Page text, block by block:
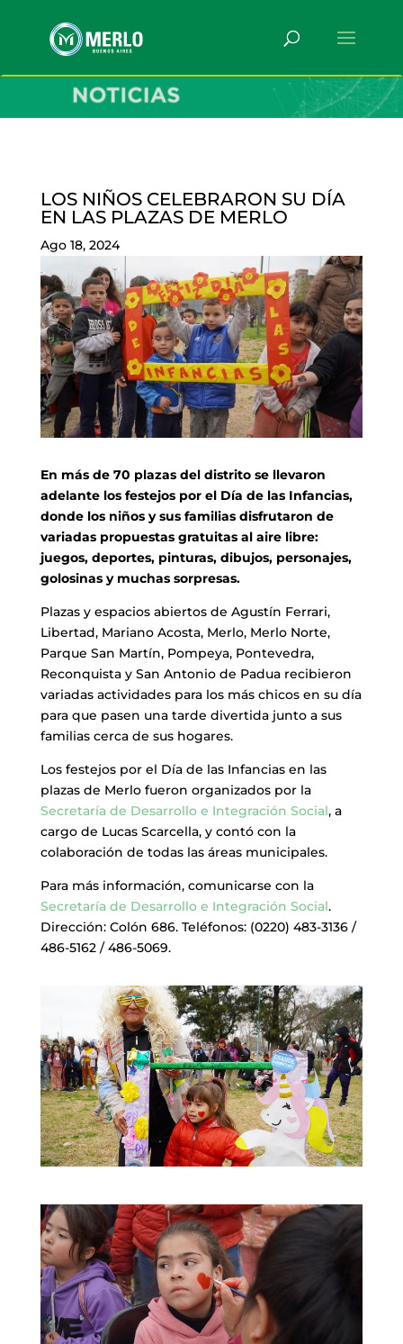
LOS NIÑOS CELEBRARON SU DÍA
EN LAS PLAZAS DE MERLO
Ago 18, 2024
En más de 70 plazas del distrito se llevaron
adelante los festejos por el Día de las Infancias,
donde los niños y sus familias disfrutaron de
variadas propuestas gratuitas al aire libre:
juegos, deportes, pinturas, dibujos, personajes,
golosinas y muchas sorpresas.
Plazas y espacios abiertos de Agustín Ferrari,
Libertad, Mariano Acosta, Merlo, Merlo Norte,
Parque San Martín, Pompeya, Pontevedra,
Reconquista y San Antonio de Padua recibieron
variadas actividades para los más chicos en su día
para que pasen una tarde divertida junto a sus
familias cerca de sus hogares.
Los festejos por el Día de las Infancias en las
plazas de Merlo fueron organizados por la
Secretaría de Desarrollo e Integración Social, a
cargo de Lucas Scarcella, y contó con la
colaboración de todas las áreas municipales.
Para más información, comunicarse con la
Secretaría de Desarrollo e Integración Social.
Dirección: Colón 686. Teléfonos: (0220) 483-3136 /
486-5162 / 486-5069.